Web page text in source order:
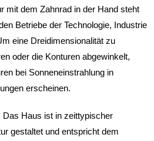
mit dem Zahnrad in der Hand steht
Betriebe der Technologie, Industrie
eine Dreidimensionalität zu
oder die Konturen abgewinkelt,
bei Sonneneinstrahlung in
erscheinen.
Das Haus ist in zeittypischer
gestaltet und entspricht dem